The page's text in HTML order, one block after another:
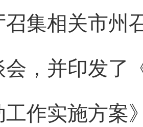
召集相关市州
会，并印发了
工作实施方案